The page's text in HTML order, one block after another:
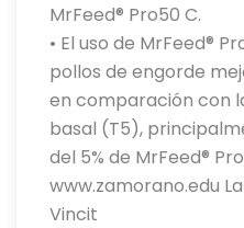
MrFeed® Pro50 C.
• El uso de MrFeed®
pollos de engorde
en comparación con
basal (T5),
del 5% de MrFeed®
www.zamorano.edu
Vincit